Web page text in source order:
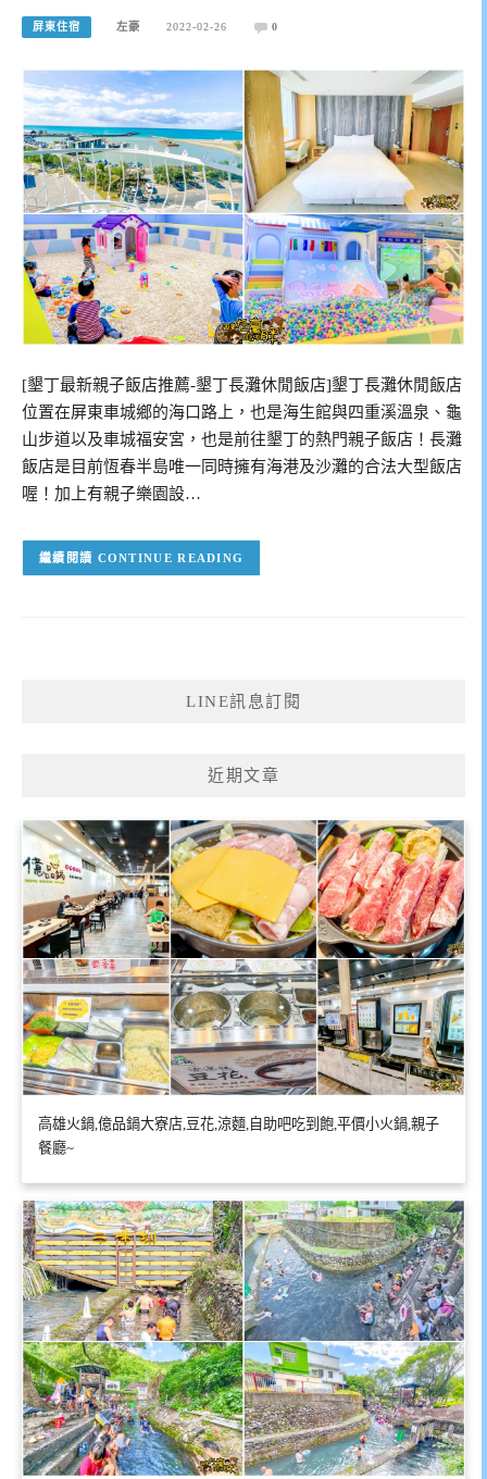
屏東住宿 左豪 2022-02-26 0
[墾丁最新親子飯店推薦-墾丁長灘休閒飯店]墾丁長灘休閒飯店
位置在屏東車城鄉的海口路上，也是海生館與四重溪溫泉、龜
山步道以及車城福安宮，也是前往墾丁的熱門親子飯店！長灘
飯店是目前恆春半島唯一同時擁有海港及沙灘的合法大型飯店
喔！加上有親子樂園設…
CONTINUE READING
LINE訊息訂閱
近期文章
高雄火鍋,億品鍋大寮店,豆花,涼麵,自助吧吃到飽,平價小火鍋,親子
餐廳~